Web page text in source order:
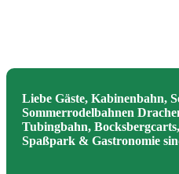
Liebe Gäste, Kabinenbahn,
Sommerrodelbahnen
Tubingbahn,
Spaßpark & Gastronomie